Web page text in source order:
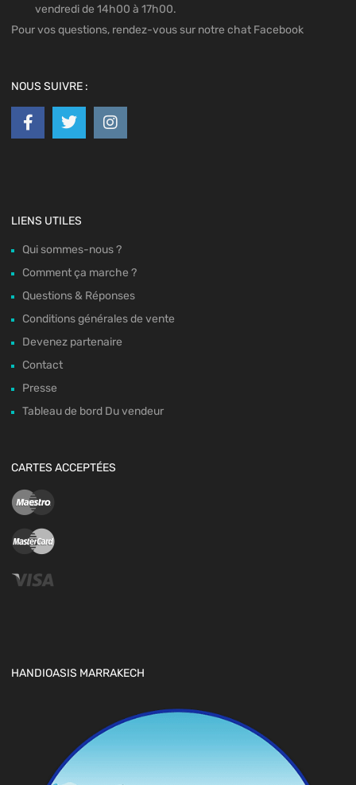
vendredi de 14h00 à 17h00.
Pour vos questions, rendez-vous sur notre chat Facebook
NOUS SUIVRE :
LIENS UTILES
Qui sommes-nous ?
Comment ça marche ?
Questions & Réponses
Conditions générales de vente
Devenez partenaire
Contact
Presse
Tableau de bord Du vendeur
CARTES ACCEPTÉES
HANDIOASIS MARRAKECH